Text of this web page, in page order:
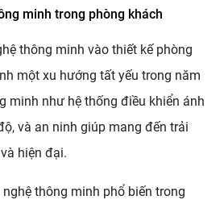
minh trong phòng khách
thông minh vào thiết kế phòng
một xu hướng tất yếu trong năm
minh như hệ thống điều khiển ánh
và an ninh giúp mang đến trải
hiện đại.
thông minh phổ biến trong